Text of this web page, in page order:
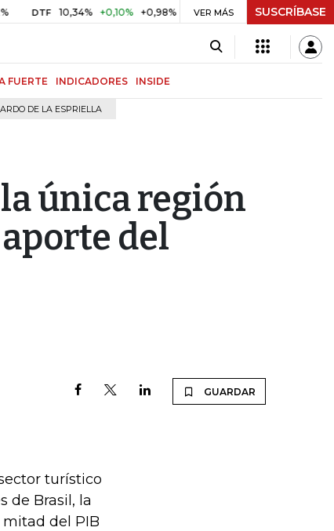
10,34% +0,10% +0,98% UVR $ 416,91 +$ 0,05 +0,01%
VER MÁS SUSCRÍBASE
FUERTE INDICADORES INSIDE
DE LA ESPRIELLA
única región
del
GUARDAR
turístico
de Brasil, la
del PIB